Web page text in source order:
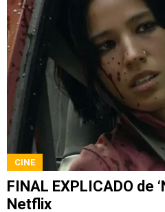
CINE
FINAL EXPLICADO de
Netflix